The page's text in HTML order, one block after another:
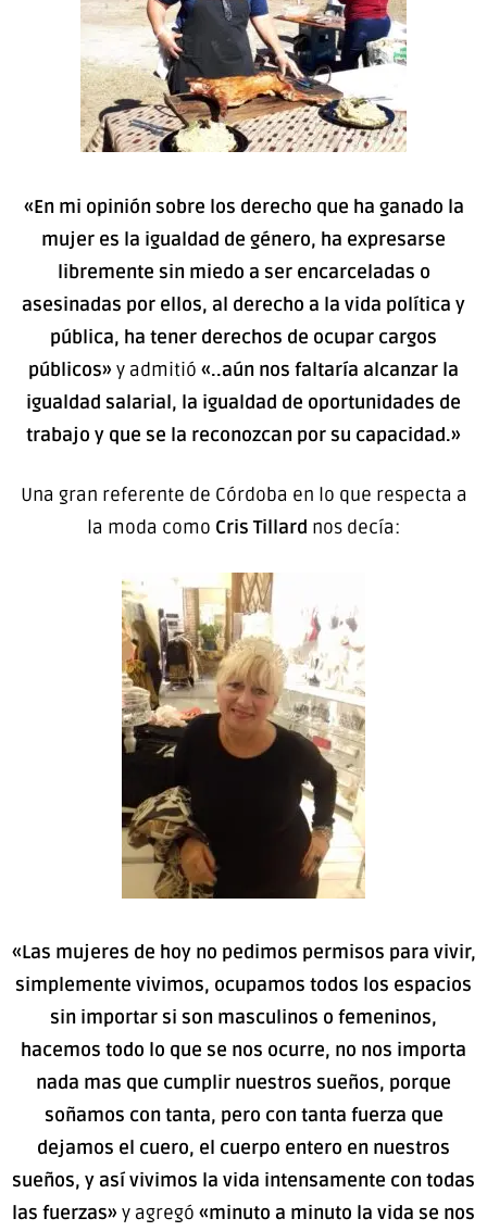
«En mi opinión sobre los derecho que ha ganado la
mujer es la igualdad de género, ha expresarse
libremente sin miedo a ser encarceladas o
asesinadas por ellos, al derecho a la vida política y
pública, ha tener derechos de ocupar cargos
públicos»y admitió «..aún nos faltaría alcanzar la
igualdad salarial, la igualdad de oportunidades de
trabajo y que se la reconozcan por su capacidad.»
Una gran referente de Córdoba en lo que respecta a
la moda como Cris Tillard nos decía:
«Las mujeres de hoy no pedimos permisos para vivir,
simplemente vivimos, ocupamos todos los espacios
sin importar si son masculinos o femeninos,
hacemos todo lo que se nos ocurre, no nos importa
nada mas que cumplir nuestros sueños, porque
soñamos con tanta, pero con tanta fuerza que
dejamos el cuero, el cuerpo entero en nuestros
sueños, y así vivimos la vida intensamente con todas
las fuerzas»y agregó «minuto a minuto la vida se nos